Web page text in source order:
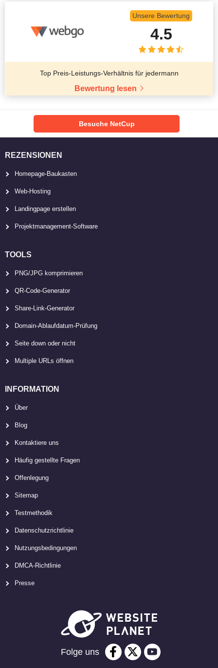
Unsere Bewertung
4.5
Top Preis-Leistungs-Verhältnis für jedermann
Bewertung lesen
Besuche NetCup
REZENSIONEN
Homepage-Baukasten
Web-Hosting
Landingpage erstellen
Projektmanagement-Software
TOOLS
PNG/JPG komprimieren
QR-Code-Generator
Share-Link-Generator
Domain-Ablaufdatum-Prüfung
Seite down oder nicht
Multiple URLs öffnen
INFORMATION
Über
Blog
Kontaktiere uns
Häufig gestellte Fragen
Offenlegung
Sitemap
Testmethodik
Datenschutzrichtlinie
Nutzungsbedingungen
DMCA-Richtlinie
Presse
Folge uns